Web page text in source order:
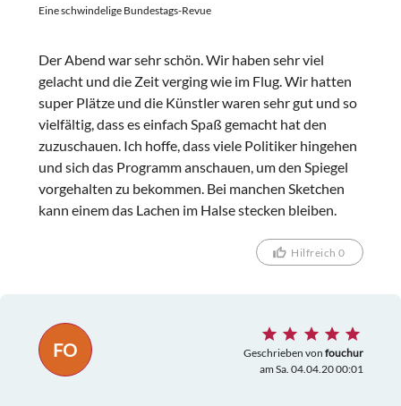
Eine schwindelige Bundestags-Revue
Der Abend war sehr schön. Wir haben sehr viel
gelacht und die Zeit verging wie im Flug. Wir hatten
super Plätze und die Künstler waren sehr gut und so
vielfältig, dass es einfach Spaß gemacht hat den
zuzuschauen. Ich hoffe, dass viele Politiker hingehen
und sich das Programm anschauen, um den Spiegel
vorgehalten zu bekommen. Bei manchen Sketchen
kann einem das Lachen im Halse stecken bleiben.
Hilfreich 0
FO Geschrieben von fouchur
am Sa. 04.04.20 00:01